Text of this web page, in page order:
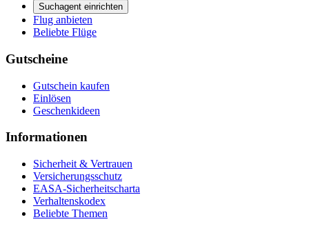
Suchagent einrichten
Flug anbieten
Beliebte Flüge
Gutscheine
Gutschein kaufen
Einlösen
Geschenkideen
Informationen
Sicherheit & Vertrauen
Versicherungsschutz
EASA-Sicherheitscharta
Verhaltenskodex
Beliebte Themen